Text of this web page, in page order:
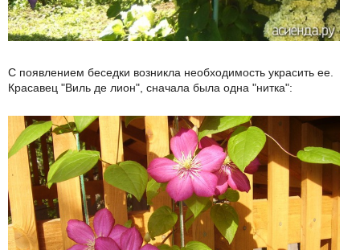
С появлением беседки возникла необходимость украсить ее.
Красавец "Виль де лион", сначала была одна "нитка":